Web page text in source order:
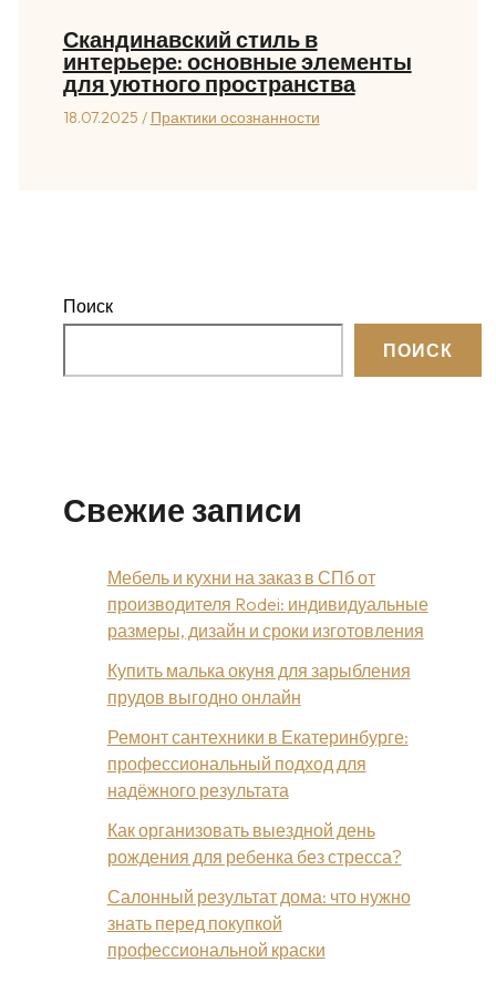
Скандинавский стиль в
интерьере: основные элементы
для уютного пространства
18.07.2025 / Практики осознанности
Поиск
ПОИСК
Свежие записи
Мебель и кухни на заказ в СПб от
производителя Rodei: индивидуальные
размеры, дизайн и сроки изготовления
Купить малька окуня для зарыбления
прудов выгодно онлайн
Ремонт сантехники в Екатеринбурге:
профессиональный подход для
надёжного результата
Как организовать выездной день
рождения для ребенка без стресса?
Салонный результат дома: что нужно
знать перед покупкой
профессиональной краски